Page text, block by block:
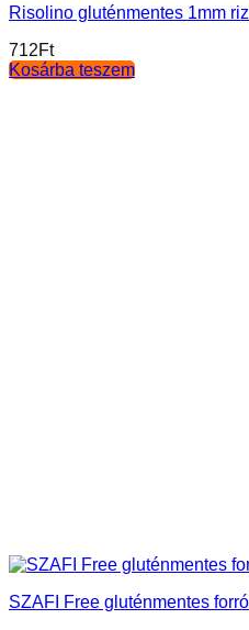
Risolino gluténmentes 1mm
712Ft
Kosárba teszem
SZAFI Free gluténmentes